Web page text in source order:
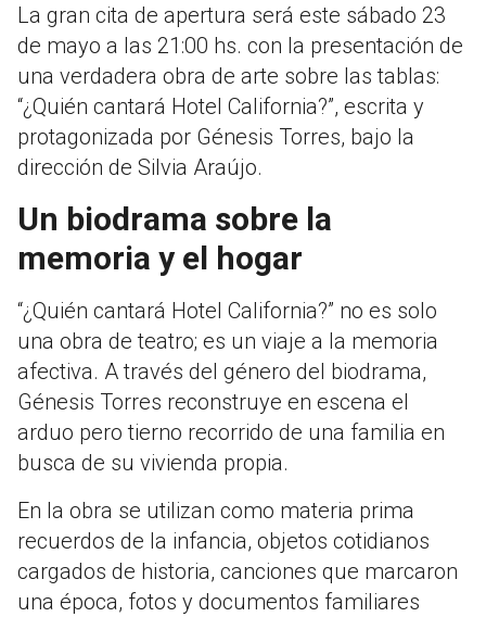
La gran cita de apertura será este sábado 23
de mayo a las 21:00 hs. con la presentación de
una verdadera obra de arte sobre las tablas:
“¿Quién cantará Hotel California?”, escrita y
protagonizada por Génesis Torres, bajo la
dirección de Silvia Araújo.
Un biodrama sobre la
memoria y el hogar
“¿Quién cantará Hotel California?” no es solo
una obra de teatro; es un viaje a la memoria
afectiva. A través del género del biodrama,
Génesis Torres reconstruye en escena el
arduo pero tierno recorrido de una familia en
busca de su vivienda propia.
En la obra se utilizan como materia prima
recuerdos de la infancia, objetos cotidianos
cargados de historia, canciones que marcaron
una época, fotos y documentos familiares